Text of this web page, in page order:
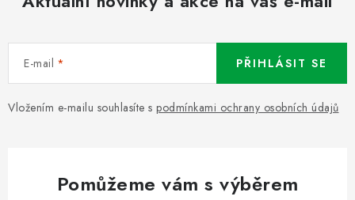
E-mail
Vložením e-mailu souhlasíte s podmínkami ochrany osobních údajů
PŘIHLÁSIT SE
Pomůžeme vám s výběrem